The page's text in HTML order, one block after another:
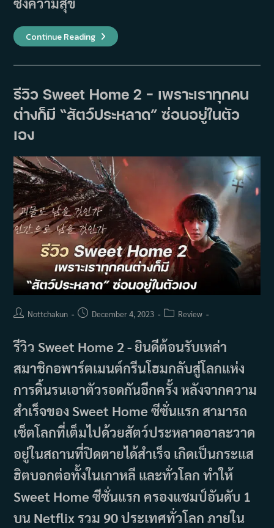
Continue ReadingMr.
Plankton
รีวิว Sweet Home 2 – เพราะเราทุกคน
ต่างก็มี “สัตว์ประหลาด” ซ่อนอยู่ในตัว
เอง
PostNottchakun
PostDecember 4, 2023
PostReview
รีวิว Sweet Home 2 - ยินดีต้อนรับเหล่า
สมาชิกอพาร์ตเมนต์กรีนโฮมกลับสู่โลกแห่ง
การดิ้นรนเอาตัวรอดกันอีกครั้ง หลังจากความ
สำเร็จของ Sweet Home ซีซั่นแรก สามารถ
เซ็ตโลกที่เต็มไปด้วยสัตว์ประหลาดอาละวาด
อยู่ในสถานที่ปิดตายได้สำเร็จ เกิดเป็นกระแส
ฮิตบอกต่อทั้งในเกาหลี และทั่วโลก ทำให้
Sweet Home ซีซั่นแรก ครองแชมป์อันดับ 1
บน Netflix รวม 90 ประเทศทั่วโลก ภายใน